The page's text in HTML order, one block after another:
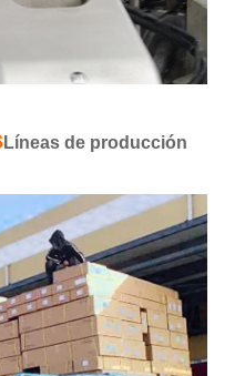
Líneas de producción